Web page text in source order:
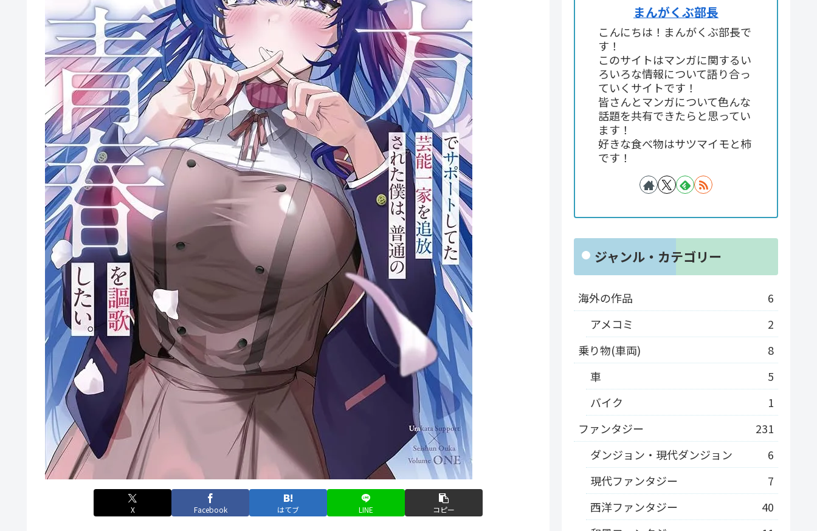
X Facebook はてブ LINE コピー
まんがくぶ部長
こんにちは！まんがくぶ部長で
す！
このサイトはマンガに関するい
ろいろな情報について語り合っ
ていくサイトです！
皆さんとマンガについて色んな
話題を共有できたらと思ってい
ます！
好きな食べ物はサツマイモと柿
です！
ジャンル・カテゴリー
海外の作品
6
アメコミ
2
乗り物(車両)
8
車
5
バイク
1
ファンタジー
231
ダンジョン・現代ダンジョン
6
現代ファンタジー
7
西洋ファンタジー
40